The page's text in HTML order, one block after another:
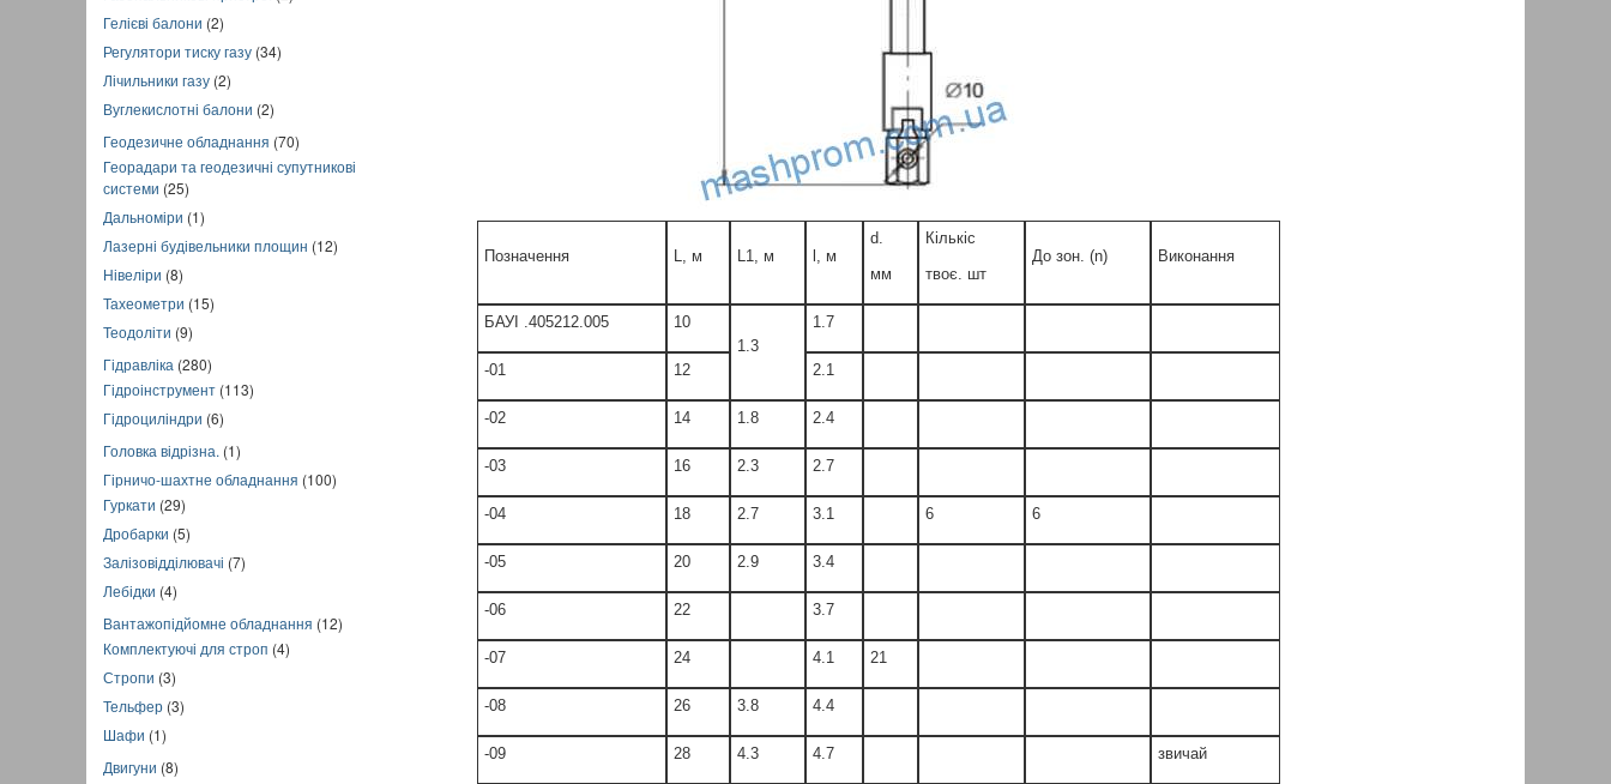
Гелієві балони (2)
Регулятори тиску газу (34)
Лічильники газу (2)
Вуглекислотні балони (2)
Геодезичне обладнання (70)
Георадари та геодезичні супутникові
системи (25)
Дальноміри (1)
Лазерні будівельники площин (12)
Нівеліри (8)
Тахеометри (15)
Теодоліти (9)
Гідравліка (280)
Гідроінструмент (113)
Гідроциліндри (6)
Головка відрізна. (1)
Гірничо-шахтне обладнання (100)
Гуркати (29)
Дробарки (5)
Залізовідділювачі (7)
Лебідки (4)
Вантажопідйомне обладнання (12)
Комплектуючі для строп (4)
Стропи (3)
Тельфер (3)
Шафи (1)
Двигуни (8)
Позначення L, м L1, м l, м
d.
мм
Кількіс
твоє. шт
До зон. (n) Виконання
БАУІ .405212.005
10
1.3
1.7
-01 12 2.1
-02 14 1.8 2.4
-03 16 2.3 2.7
-04 18 2.7 3.1 6 6
-05 20 2.9 3.4
-06 22 3.7
-07 24 4.1 21
-08 26 3.8 4.4
-09 28 4.3 4.7 звичай